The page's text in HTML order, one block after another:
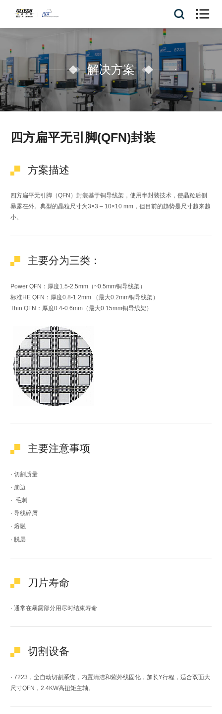

解决方案
四方扁平无引脚(QFN)封装
方案描述
四方扁平无引脚（QFN）封装基于铜导线架，使用半封装技术，使晶粒后侧
暴露在外。典型的晶粒尺寸为3×3 – 10×10 mm，但目前的趋势是尺寸越来越
小。
主要分为三类：
Power QFN：厚度1.5-2.5mm（~0.5mm铜导线架）
标准HE QFN：厚度0.8-1.2mm （最大0.2mm铜导线架）
Thin QFN：厚度0.4-0.6mm（最大0.15mm铜导线架）
主要注意事项
· 切割质量
· 崩边
· 毛刺
· 导线碎屑
· 熔融
· 脱层
刀片寿命
· 通常在暴露部分用尽时结束寿命
切割设备
· 7223，全自动切割系统，内置清洁和紫外线固化，加长Y行程，适合双面大
尺寸QFN，2.4KW高扭矩主轴。